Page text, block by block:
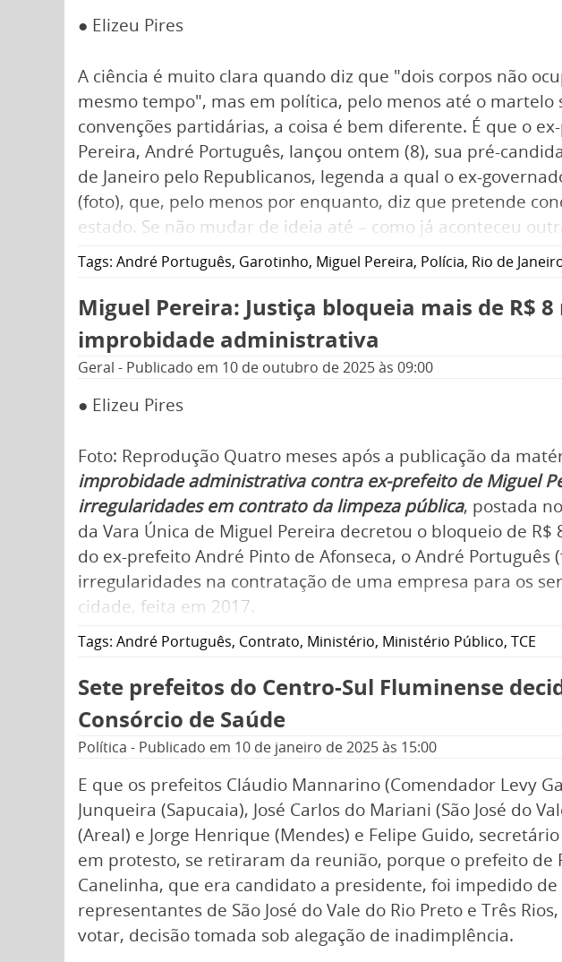
● Elizeu Pires
A ciência é muito clara quando diz que "dois corpos não
mesmo tempo", mas em política, pelo menos até o martelo
convenções partidárias, a coisa é bem diferente. É que o
Pereira, André Português, lançou ontem (8), sua pré-
de Janeiro pelo Republicanos, legenda a qual o ex-
(foto), que, pelo menos por enquanto, diz que pretende
estado. Se não mudar de ideia até – como já aconteceu
deve anunciar sua pré-candidatura na próxima quarta-feira
Tags: André Português, Garotinho, Miguel Pereira, Polícia, Rio de
Miguel Pereira: Justiça bloqueia mais de R$
improbidade administrativa
Geral - Publicado em 10 de outubro de 2025às 09:00
● Elizeu Pires
Foto: Reprodução Quatro meses após a publicação da
improbidade administrativa contra ex-prefeito de Miguel
irregularidades em contrato da limpeza pública, postada
da Vara Única de Miguel Pereira decretou o bloqueio de R$
do ex-prefeito André Pinto de Afonseca, o André Português
irregularidades na contratação de uma empresa para os
cidade, feita em 2017.
Tags: André Português, Contrato, Ministério, Ministério Público, TCE
Sete prefeitos do Centro-Sul Fluminense
Consórcio de Saúde
Política - Publicado em 10 de janeiro de 2025às 15:00
E que os prefeitos Cláudio Mannarino (Comendador Levy
Junqueira (Sapucaia), José Carlos do Mariani (São José do
(Areal) e Jorge Henrique (Mendes) e Felipe Guido,
em protesto, se retiraram da reunião, porque o prefeito de
Canelinha, que era candidato a presidente, foi impedido
representantes de São José do Vale do Rio Preto e Três
votar, decisão tomada sob alegação de inadimplência.